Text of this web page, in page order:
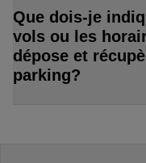
Que dois-je
vols ou les
dépose et
parking?